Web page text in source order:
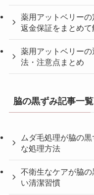
薬用アットベリーの
返金保証をまとめて
薬用アットベリー
法・注意点まとめ
脇の黒ずみ記事一覧
ムダ毛処理が脇の
な処理方法
不衛生なケアが脇
い清潔習慣